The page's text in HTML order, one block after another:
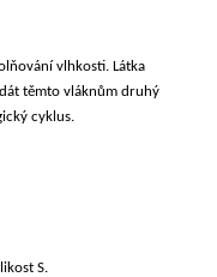
vlhkosti. Látka
těmto vláknům druhý
cyklus.
S.